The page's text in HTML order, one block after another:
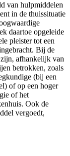
van hulpmiddelen
in de thuissituatie
daartoe opgeleide
pleister tot een
Bij de
afhankelijk van
betrokken, zoals
(bij een
of op een hoger
of het
Ook de
vergoedt,